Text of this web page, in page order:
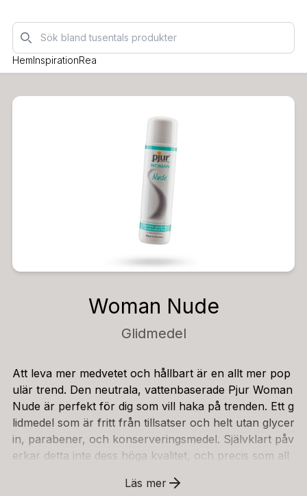
Sök
HemInspirationRea
Woman Nude
Glidmedel
Att leva mer medvetet och hållbart är en allt mer pop
ulär trend. Den neutrala, vattenbaserade Pjur Woman
Nude är perfekt för dig som vill haka på trenden. Ett g
lidmedel som är fritt från tillsatser och helt utan glycer
in, parabener, och konserveringsmedel. Självklart påv
erkar detta inte dess höga kvalitet, och precis som all
Pjur Woman Nude har utvecklats speciellt för ömtålig
Läs mer